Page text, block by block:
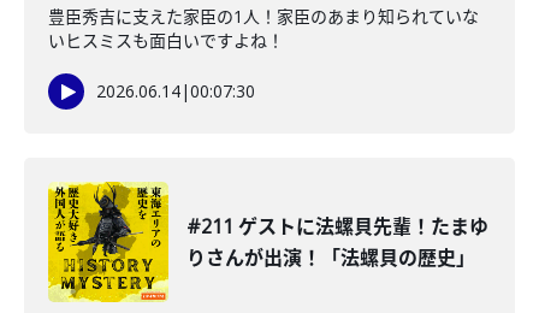
豊臣秀吉に支えた家臣の1人！家臣のあまり知られていな
いヒスミスも面白いですよね！
2026.06.14|00:07:30
#211 ゲストに法螺貝先輩！たまゆ
りさんが出演！「法螺貝の歴史」